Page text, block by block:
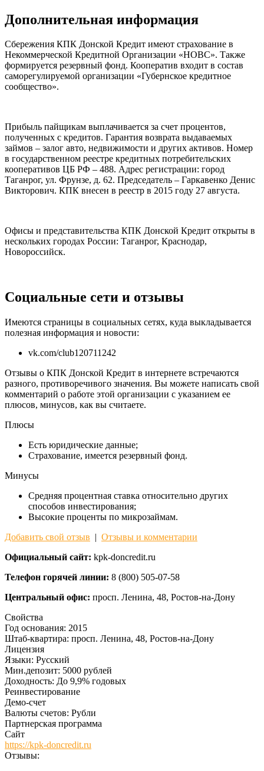
Дополнительная информация
Сбережения КПК Донской Кредит имеют страхование в
Некоммерческой Кредитной Организации «НОВС». Также
формируется резервный фонд. Кооператив входит в состав
саморегулируемой организации «Губернское кредитное
сообщество».
Прибыль пайщикам выплачивается за счет процентов,
полученных с кредитов. Гарантия возврата выдаваемых
займов – залог авто, недвижимости и других активов. Номер
в государственном реестре кредитных потребительских
кооперативов ЦБ РФ – 488. Адрес регистрации: город
Таганрог, ул. Фрунзе, д. 62. Председатель – Гаркавенко Денис
Викторович. КПК внесен в реестр в 2015 году 27 августа.
Офисы и представительства КПК Донской Кредит открыты в
нескольких городах России: Таганрог, Краснодар,
Новороссийск.
Социальные сети и отзывы
Имеются страницы в социальных сетях, куда выкладывается
полезная информация и новости:
vk.com/club120711242
Отзывы о КПК Донской Кредит в интернете встречаются
разного, противоречивого значения. Вы можете написать свой
комментарий о работе этой организации с указанием ее
плюсов, минусов, как вы считаете.
Плюсы
Есть юридические данные;
Страхование, имеется резервный фонд.
Минусы
Средняя процентная ставка относительно других
способов инвестирования;
Высокие проценты по микрозаймам.
Добавить свой отзыв | Отзывы и комментарии
Официальный сайт: kpk-doncredit.ru
Телефон горячей линии: 8 (800) 505-07-58
Центральный офис: просп. Ленина, 48, Ростов-на-Дону
Свойства
Год основания: 2015
Штаб-квартира: просп. Ленина, 48, Ростов-на-Дону
Лицензия
Языки: Русский
Мин.депозит: 5000 рублей
Доходность: До 9,9% годовых
Реинвестирование
Демо-счет
Валюты счетов: Рубли
Партнерская программа
Сайт
https://kpk-doncredit.ru
Отзывы: